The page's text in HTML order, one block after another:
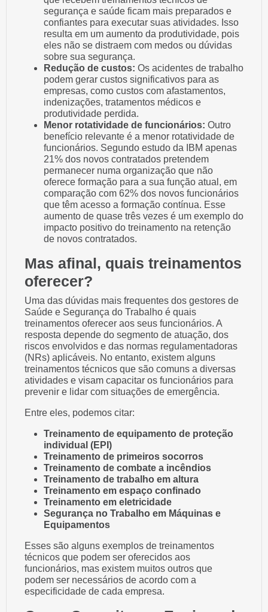
segurança e saúde ficam mais preparados e
confiantes para executar suas atividades. Isso
resulta em um aumento da produtividade, pois
eles não se distraem com medos ou dúvidas
sobre sua segurança.
Redução de custos: Os acidentes de trabalho
podem gerar custos significativos para as
empresas, como custos com afastamentos,
indenizações, tratamentos médicos e
produtividade perdida.
Menor rotatividade de funcionários: Outro
benefício relevante é a menor rotatividade de
funcionários. Segundo estudo da IBM apenas
21% dos novos contratados pretendem
permanecer numa organização que não
oferece formação para a sua função atual, em
comparação com 62% dos novos funcionários
que têm acesso a formação contínua. Esse
aumento de quase três vezes é um exemplo do
impacto positivo do treinamento na retenção
de novos contratados.
Mas afinal, quais treinamentos
oferecer?
Uma das dúvidas mais frequentes dos gestores de
Saúde e Segurança do Trabalho é quais
treinamentos oferecer aos seus funcionários. A
resposta depende do segmento de atuação, dos
riscos envolvidos e das normas regulamentadoras
(NRs) aplicáveis. No entanto, existem alguns
treinamentos técnicos que são comuns a diversas
atividades e visam capacitar os funcionários para
prevenir e lidar com situações de emergência.
Entre eles, podemos citar:
Treinamento de equipamento de proteção
individual (EPI)
Treinamento de primeiros socorros
Treinamento de combate a incêndios
Treinamento de trabalho em altura
Treinamento em espaço confinado
Treinamento em eletricidade
Segurança no Trabalho em Máquinas e
Equipamentos
Esses são alguns exemplos de treinamentos
técnicos que podem ser oferecidos aos
funcionários, mas existem muitos outros que
podem ser necessários de acordo com a
especificidade de cada empresa.